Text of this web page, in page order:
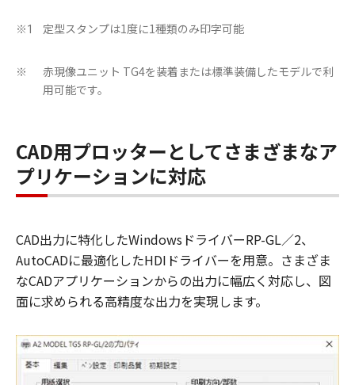
※1 定型スタンプは1度に1種類のみ印字可能
※
赤現像ユニット TG4を装着または標準装備したモデルで利
用可能です。
CAD用プロッターとしてさまざまなア
プリケーションに対応
CAD出力に特化したWindowsドライバーRP-GL／2、
AutoCADに最適化したHDIドライバーを用意。さまざま
なCADアプリケーションからの出力に幅広く対応し、図
面に求められる高精度な出力を実現します。